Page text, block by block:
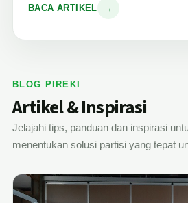
BACA ARTIKEL →
BLOG PIREKI
Artikel & Inspirasi
Jelajahi tips, panduan dan inspirasi
menentukan solusi partisi yang tepat